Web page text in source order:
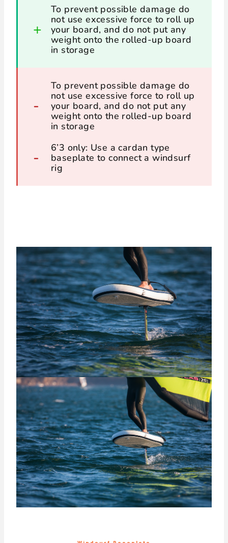
To prevent possible damage do
not use excessive force to roll up
your board, and do not put any
weight onto the rolled-up board
in storage
To prevent possible damage do
not use excessive force to roll up
your board, and do not put any
weight onto the rolled-up board
in storage
6’3 only: Use a cardan type
baseplate to connect a windsurf
rig